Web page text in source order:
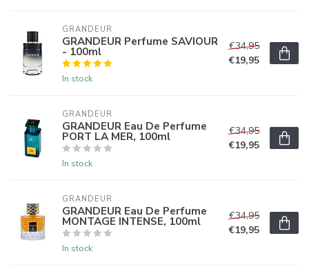
GRANDEUR
GRANDEUR Perfume SAVIOUR
- 100ml
In stock
€34,95
€19,95
GRANDEUR
GRANDEUR Eau De Perfume
PORT LA MER, 100ml
In stock
€34,95
€19,95
GRANDEUR
GRANDEUR Eau De Perfume
MONTAGE INTENSE, 100ml
In stock
€34,95
€19,95